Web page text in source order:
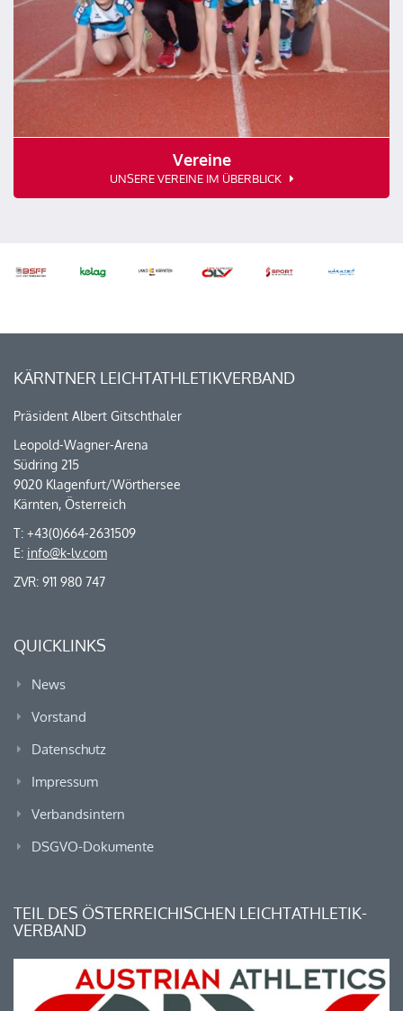
Vereine
UNSERE VEREINE IM ÜBERBLICK
KÄRNTNER LEICHTATHLETIKVERBAND
Präsident Albert Gitschthaler
Leopold-Wagner-Arena
Südring 215
9020 Klagenfurt/Wörthersee
Kärnten, Österreich
T: +43(0)664-2631509
E: info@k-lv.com
ZVR: 911 980 747
QUICKLINKS
News
Vorstand
Datenschutz
Impressum
Verbandsintern
DSGVO-Dokumente
TEIL DES ÖSTERREICHISCHEN LEICHTATHLETIK-
VERBAND